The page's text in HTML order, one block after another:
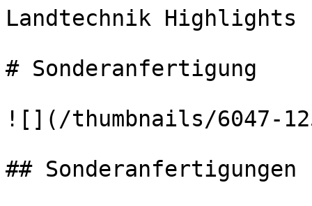
Landtechnik
# Sonderanfertigung
![](/thumbnails/6047-
##